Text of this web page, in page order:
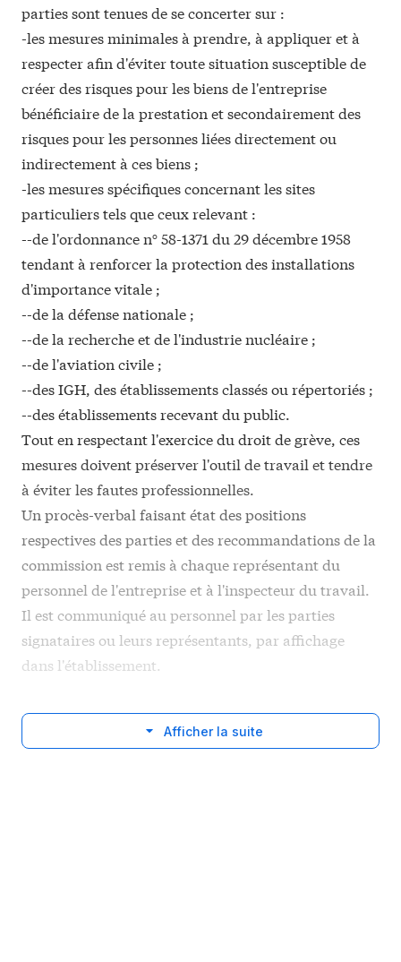
parties sont tenues de se concerter sur :
-les mesures minimales à prendre, à appliquer et à
respecter afin d'éviter toute situation susceptible de
créer des risques pour les biens de l'entreprise
bénéficiaire de la prestation et secondairement des
risques pour les personnes liées directement ou
indirectement à ces biens ;
-les mesures spécifiques concernant les sites
particuliers tels que ceux relevant :
--de l'ordonnance n°58-1371 du 29 décembre 1958
tendant à renforcer la protection des installations
d'importance vitale ;
--de la défense nationale ;
--de la recherche et de l'industrie nucléaire ;
--de l'aviation civile ;
--des IGH, des établissements classés ou répertoriés ;
--des établissements recevant du public.
Tout en respectant l'exercice du droit de grève, ces
mesures doivent préserver l'outil de travail et tendre
à éviter les fautes professionnelles.
Un procès-verbal faisant état des positions
respectives des parties et des recommandations de la
commission est remis à chaque représentant du
personnel de l'entreprise et à l'inspecteur du travail.
Il est communiqué au personnel par les parties
signataires ou leurs représentants, par affichage
dans l'établissement.
Afficher la suite